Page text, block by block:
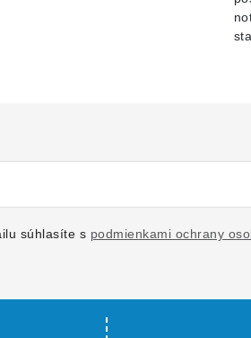
súhlasíte s podmienkami ochrany